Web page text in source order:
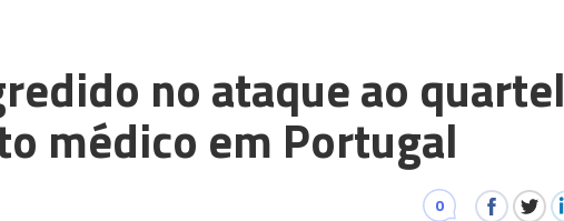
no ataque ao quartel
médico em Portugal
0